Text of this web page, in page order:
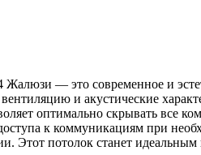
Жалюзи — это современное и
и акустические
оптимально скрывать все
к коммуникациям при
Этот потолок станет